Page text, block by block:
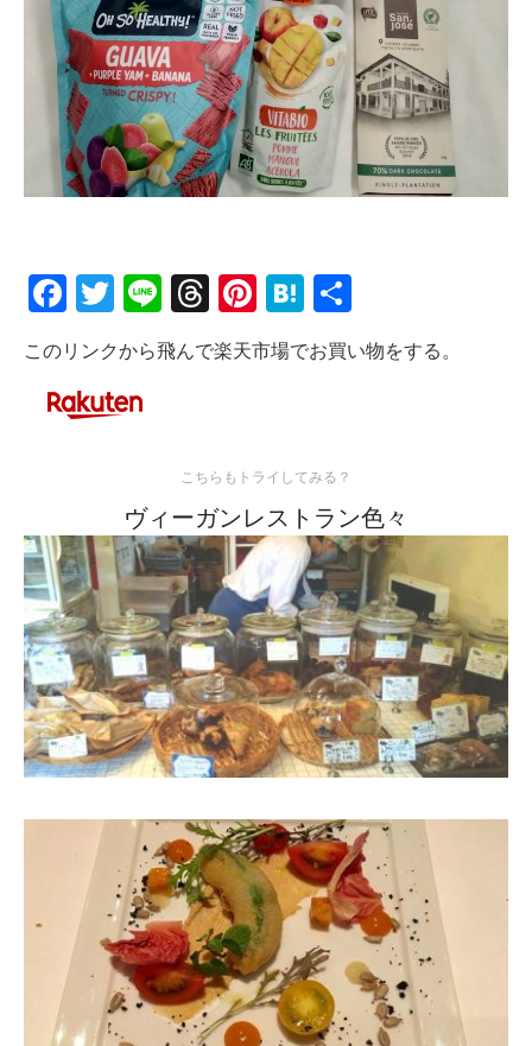
Facebook
Twitter
LineThreads
Pinterest
Hatena
有
このリンクから飛んで楽天市場でお買い物をする。
こちらもトライしてみる？
ヴィーガンレストラン色々